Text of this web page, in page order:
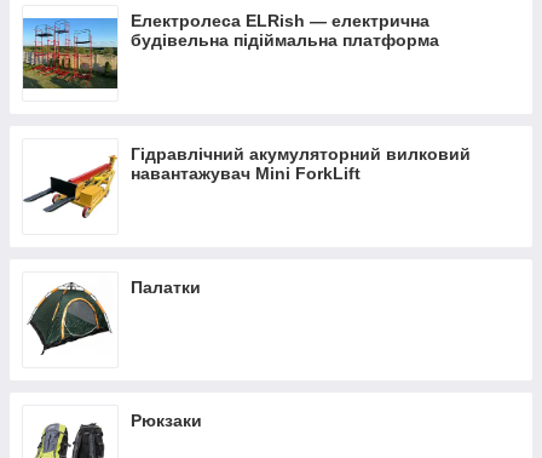
Електролеса ELRish — електрична
будівельна підіймальна платформа
Гідравлічний акумуляторний вилковий
навантажувач Mini ForkLift
Палатки
Рюкзаки